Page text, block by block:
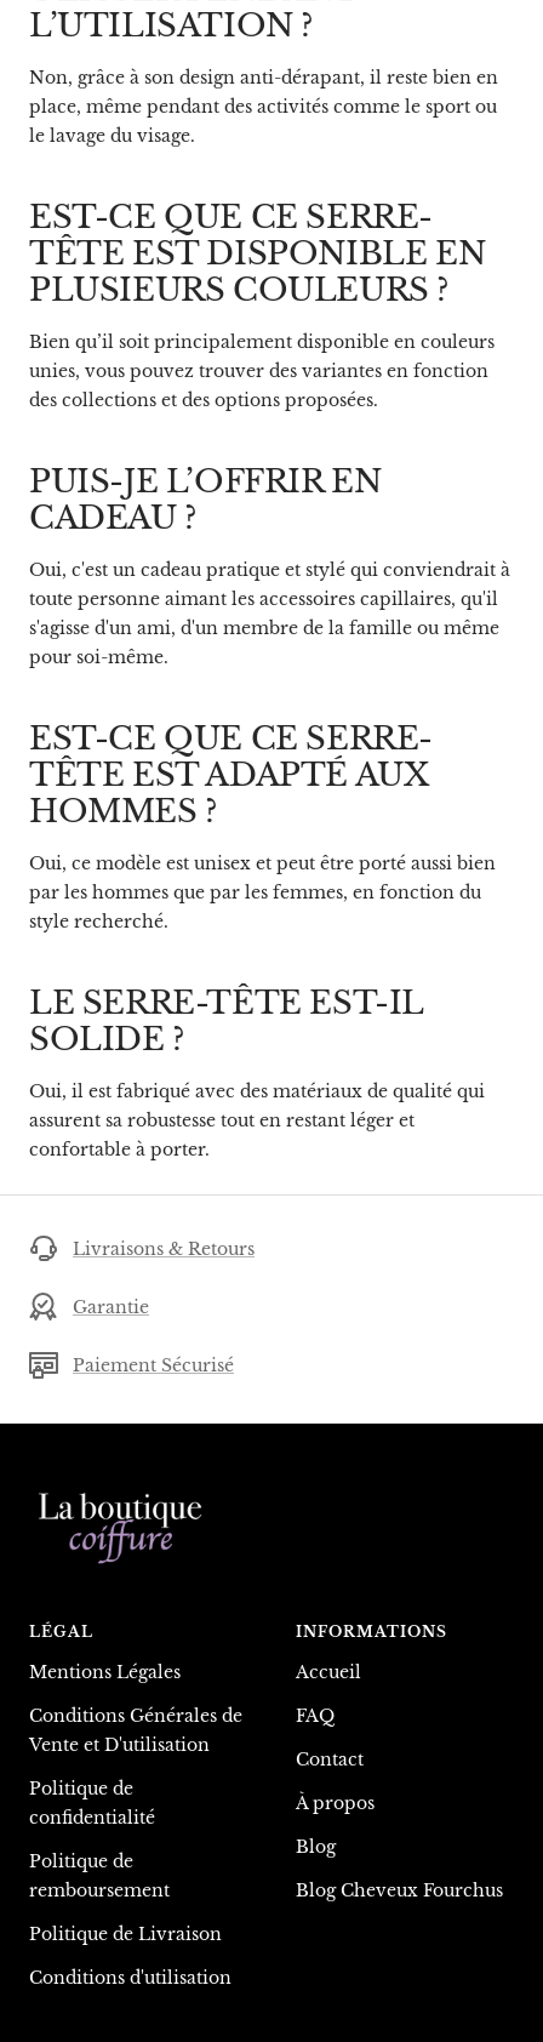
L’UTILISATION ?
Non, grâce à son design anti-dérapant, il reste bien en
place, même pendant des activités comme le sport ou
le lavage du visage.
EST-CE QUE CE SERRE-
TÊTE EST DISPONIBLE EN
PLUSIEURS COULEURS ?
Bien qu’il soit principalement disponible en couleurs
unies, vous pouvez trouver des variantes en fonction
des collections et des options proposées.
PUIS-JE L’OFFRIR EN
CADEAU ?
Oui, c'est un cadeau pratique et stylé qui conviendrait à
toute personne aimant les accessoires capillaires, qu'il
s'agisse d'un ami, d'un membre de la famille ou même
pour soi-même.
EST-CE QUE CE SERRE-
TÊTE EST ADAPTÉ AUX
HOMMES ?
Oui, ce modèle est unisex et peut être porté aussi bien
par les hommes que par les femmes, en fonction du
style recherché.
LE SERRE-TÊTE EST-IL
SOLIDE ?
Oui, il est fabriqué avec des matériaux de qualité qui
assurent sa robustesse tout en restant léger et
confortable à porter.
Livraisons & Retours
Garantie
Paiement Sécurisé
LÉGAL
Mentions Légales
Conditions Générales de
Vente et D'utilisation
Politique de
confidentialité
Politique de
remboursement
Politique de Livraison
Conditions d'utilisation
INFORMATIONS
Accueil
FAQ
Contact
À propos
Blog
Blog Cheveux Fourchus